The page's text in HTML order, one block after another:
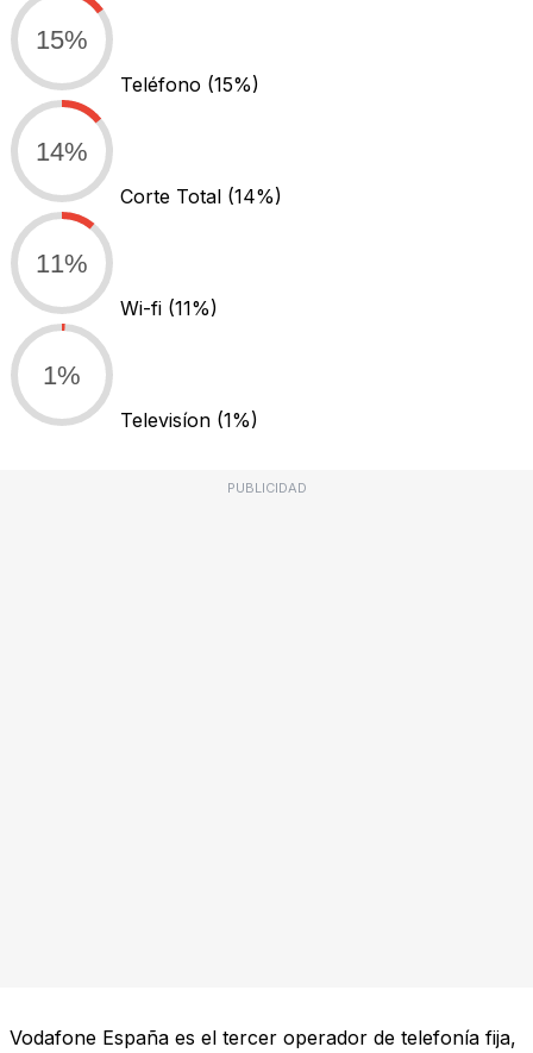
15%
Teléfono (15%)
14%
Corte Total (14%)
11%
Wi-fi (11%)
1%
Televisíon (1%)
PUBLICIDAD
Vodafone España es el tercer operador de telefonía fija,